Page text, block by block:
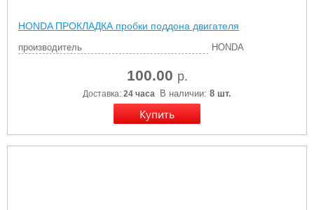
HONDA ПРОКЛАДКА пробки поддона двигателя
производитель HONDA
100.00 р.
Доставка: 24 часа В наличии: 8 шт.